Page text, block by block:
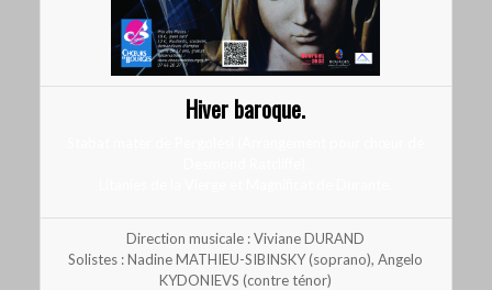
Hiver baroque.
Direction musicale : Viviane DURAND
Solistes : Nadine MATHIEU-SIBINSKY (soprano), Angelo
KYDONIEVS (contre ténor)